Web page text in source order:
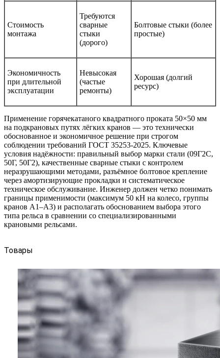
Стоимость
монтажа
Требуются
сварные
стыки
(дорого)
Болтовые стыки (более
простые)
Экономичность
при длительной
эксплуатации
Невысокая
(частые
ремонты)
Хорошая (долгий
ресурс)
Применение горячекатаного квадратного проката 50×50 мм
на подкрановых путях лёгких кранов — это технически
обоснованное и экономичное решение при строгом
соблюдении требований ГОСТ 35253-2025. Ключевые
условия надёжности: правильный выбор марки стали (09Г2С,
50Г, 50Г2), качественные сварные стыки с контролем
неразрушающими методами, разъёмное болтовое крепление
через амортизирующие прокладки и систематическое
техническое обслуживание. Инженер должен четко понимать
границы применимости (максимум 50 кН на колесо, группы
кранов А1–А3) и располагать обоснованием выбора этого
типа рельса в сравнении со специализированными
крановыми рельсами.
Товары